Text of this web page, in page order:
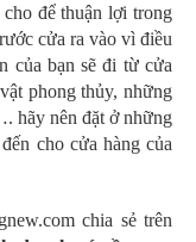
để thuận lợi trong
cửa ra vào vì điều
của bạn sẽ đi từ cửa
phong thủy, những
hãy nên đặt ở những
cho cửa hàng của
chia sẻ trên